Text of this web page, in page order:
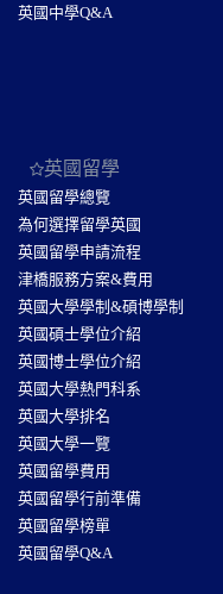
英國中學Q&A
英國留學
英國留學總覽
為何選擇留學英國
英國留學申請流程
津橋服務方案&費用
英國大學學制&碩博學制
英國碩士學位介紹
英國博士學位介紹
英國大學熱門科系
英國大學排名
英國大學一覽
英國留學費用
英國留學行前準備
英國留學榜單
英國留學Q&A